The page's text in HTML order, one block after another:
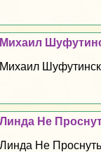
Михаил
Михаил
Линда Не
Линда Не